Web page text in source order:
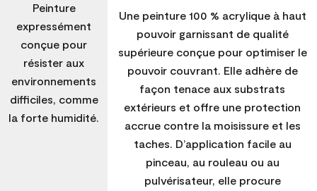
Peinture
expressément
conçue pour
résister aux
environnements
difficiles, comme
la forte humidité.
Une peinture 100 % acrylique à haut
pouvoir garnissant de qualité
supérieure conçue pour optimiser le
pouvoir couvrant. Elle adhère de
façon tenace aux substrats
extérieurs et offre une protection
accrue contre la moisissure et les
taches. D’application facile au
pinceau, au rouleau ou au
pulvérisateur, elle procure